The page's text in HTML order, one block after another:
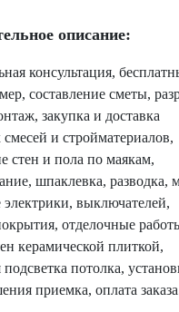
описание:
консультация,
составление сметы,
закупка и доставка
и стройматериалов,
стен и пола по маякам,
шпаклевка, разводка,
выключателей,
отделочные
керамической плиткой,
подсветка потолка,
приемка, оплата